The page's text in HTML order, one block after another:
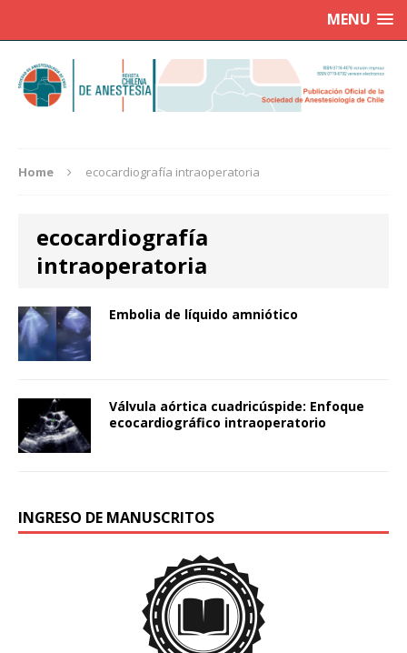
MENU
Home ecocardiografía intraoperatoria
ecocardiografía
intraoperatoria
Embolia de líquido amniótico
Válvula aórtica cuadricúspide: Enfoque
ecocardiográfico intraoperatorio
INGRESO DE MANUSCRITOS